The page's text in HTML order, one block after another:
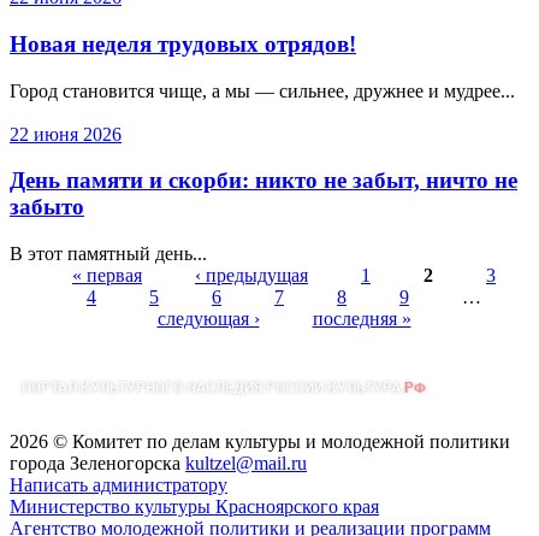
Новая неделя трудовых отрядов!
Город становится чище, а мы — сильнее, дружнее и мудрее...
22 июня 2026
День памяти и скорби: никто не забыт, ничто не
забыто
​В этот памятный день...
Страницы
« первая ‹ предыдущая 1 2
3
4
5 6 7 8 9
…
следующая ›
последняя »
2026 © Комитет по делам культуры и молодежной политики
города Зеленогорска kultzel@mail.ru
Написать администратору
Министерство культуры Красноярского края
Агентство молодежной политики и реализации программ